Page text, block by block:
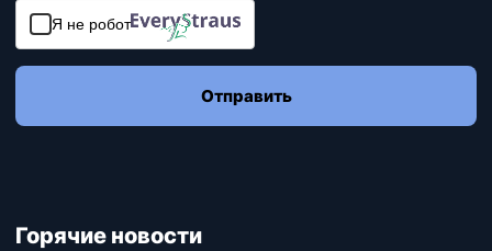
Я не робот
Отправить
Горячие новости